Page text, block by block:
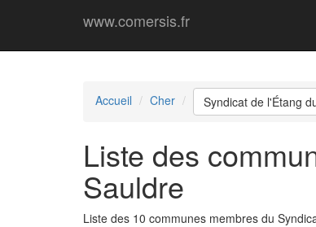
www.comersis.fr
Accueil Cher Syndicat de l'Étang
Liste des
Sauldre
Liste des 10 communes membres du